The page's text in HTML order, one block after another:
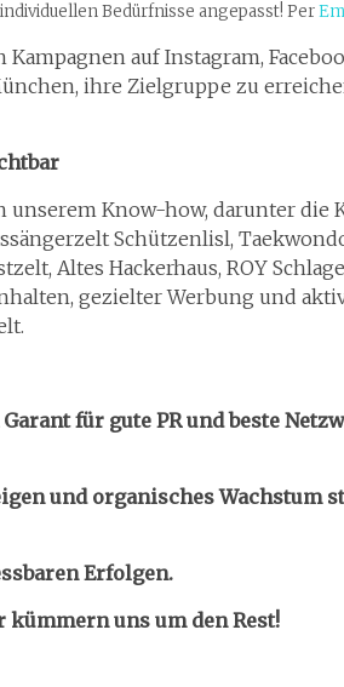
Bedürfnisse angepasst! Per
auf Instagram,
ihre Zielgruppe zu
Know-how, darunter die
Schützenlisl,
Altes Hackerhaus, ROY
gezielter Werbung und
für gute PR und beste
und organisches Wachstum
Erfolgen.
uns um den Rest!